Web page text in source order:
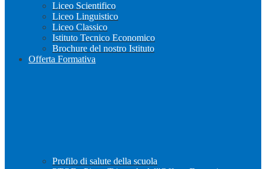
Liceo Scientifico
Liceo Linguistico
Liceo Classico
Istituto Tecnico Economico
Brochure del nostro Istituto
Offerta Formativa
Profilo di salute della scuola